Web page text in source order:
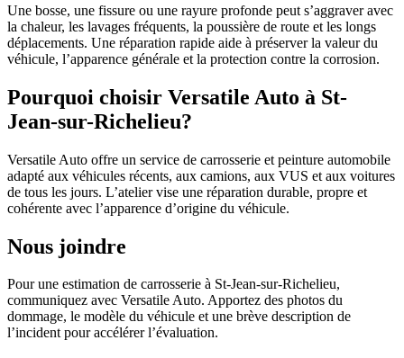
Une bosse, une fissure ou une rayure profonde peut s’aggraver avec
la chaleur, les lavages fréquents, la poussière de route et les longs
déplacements. Une réparation rapide aide à préserver la valeur du
véhicule, l’apparence générale et la protection contre la corrosion.
Pourquoi choisir Versatile Auto à St-
Jean-sur-Richelieu?
Versatile Auto offre un service de carrosserie et peinture automobile
adapté aux véhicules récents, aux camions, aux VUS et aux voitures
de tous les jours. L’atelier vise une réparation durable, propre et
cohérente avec l’apparence d’origine du véhicule.
Nous joindre
Pour une estimation de carrosserie à St-Jean-sur-Richelieu,
communiquez avec Versatile Auto. Apportez des photos du
dommage, le modèle du véhicule et une brève description de
l’incident pour accélérer l’évaluation.